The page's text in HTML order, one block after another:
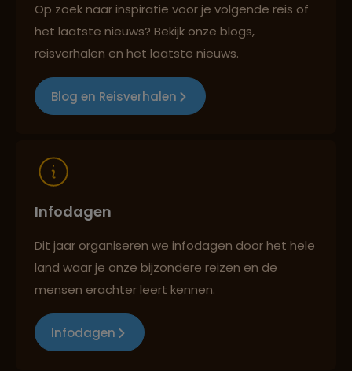
Best beoordeelde reisroutes
Reizen met oog voor mens, cultuur en milieu
Op zoek naar inspiratie voor je volgende reis of
het laatste nieuws? Bekijk onze blogs,
reisverhalen en het laatste nieuws.
Blog en Reisverhalen
Infodagen
Dit jaar organiseren we infodagen door het hele
land waar je onze bijzondere reizen en de
mensen erachter leert kennen.
Infodagen